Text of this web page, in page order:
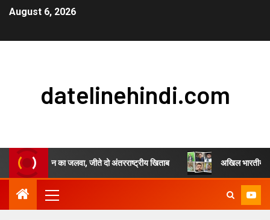
August 6, 2026
datelinehindi.com
चौहान का जलवा, जीते दो अंतरराष्ट्रीय खिताब अखिल भारतीय स्वर्णकार